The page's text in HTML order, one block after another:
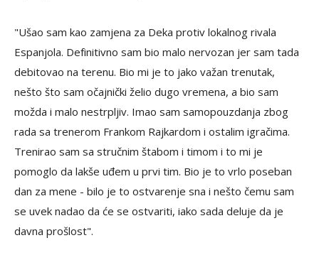
"Ušao sam kao zamjena za Deka protiv lokalnog rivala
Espanjola. Definitivno sam bio malo nervozan jer sam tada
debitovao na terenu. Bio mi je to jako važan trenutak,
nešto što sam očajnički želio dugo vremena, a bio sam
možda i malo nestrpljiv. Imao sam samopouzdanja zbog
rada sa trenerom Frankom Rajkardom i ostalim igračima.
Trenirao sam sa stručnim štabom i timom i to mi je
pomoglo da lakše uđem u prvi tim. Bio je to vrlo poseban
dan za mene - bilo je to ostvarenje sna i nešto čemu sam
se uvek nadao da će se ostvariti, iako sada deluje da je
davna prošlost".